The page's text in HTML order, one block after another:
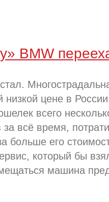
BMW
цене в
всего
всё время,
больше его
который бы
машина